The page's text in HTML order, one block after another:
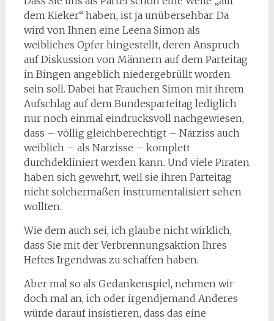
dem Kieker“ haben, ist ja unübersehbar. Da
wird von Ihnen eine Leena Simon als
weibliches Opfer hingestellt, deren Anspruch
auf Diskussion von Männern auf dem Parteitag
in Bingen angeblich niedergebrüllt worden
sein soll. Dabei hat Frauchen Simon mit ihrem
Aufschlag auf dem Bundesparteitag lediglich
nur noch einmal eindrucksvoll nachgewiesen,
dass – völlig gleichberechtigt – Narziss auch
weiblich – als Narzisse – komplett
durchdekliniert werden kann. Und viele Piraten
haben sich gewehrt, weil sie ihren Parteitag
nicht solchermaßen instrumentalisiert sehen
wollten.
Wie dem auch sei, ich glaube nicht wirklich,
dass Sie mit der Verbrennungsaktion Ihres
Heftes Irgendwas zu schaffen haben.
Aber mal so als Gedankenspiel, nehmen wir
doch mal an, ich oder irgendjemand Anderes
würde darauf insistieren, dass das eine